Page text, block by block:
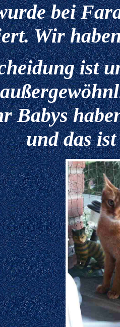
bei
Wir
ist
Babys
und das